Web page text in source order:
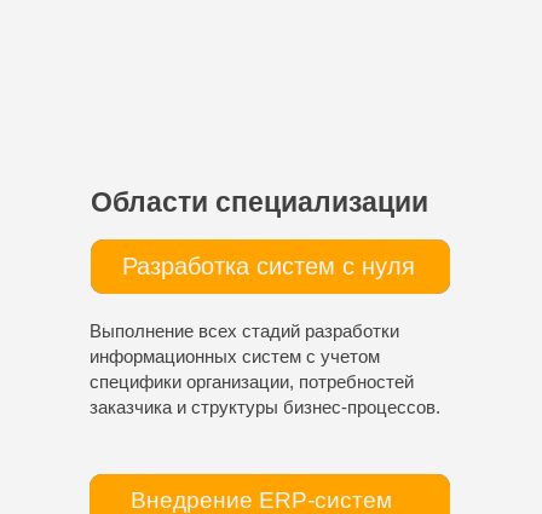
Области специализации
Выполнение всех стадий разработки
информационных систем с учетом
специфики организации, потребностей
заказчика и структуры бизнес-процессов.
Разработка систем с нуля
Внедрение ERP-систем